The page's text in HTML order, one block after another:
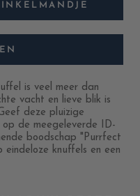
is veel meer dan
vacht en lieve blik is
deze pluizige
de meegeleverde ID-
boodschap "Purrfect
knuffels en een